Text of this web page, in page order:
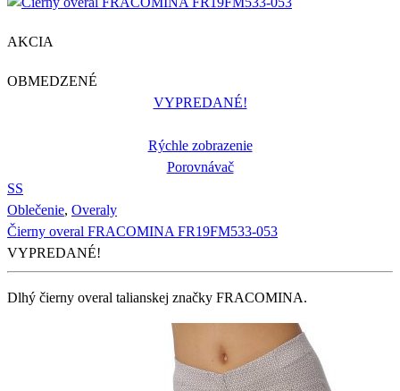
AKCIA
OBMEDZENÉ
VYPREDANÉ!
Rýchle zobrazenie
Porovnávač
SS
Oblečenie, Overaly
Čierny overal FRACOMINA FR19FM533-053
VYPREDANÉ!
Dlhý čierny overal talianskej značky FRACOMINA.